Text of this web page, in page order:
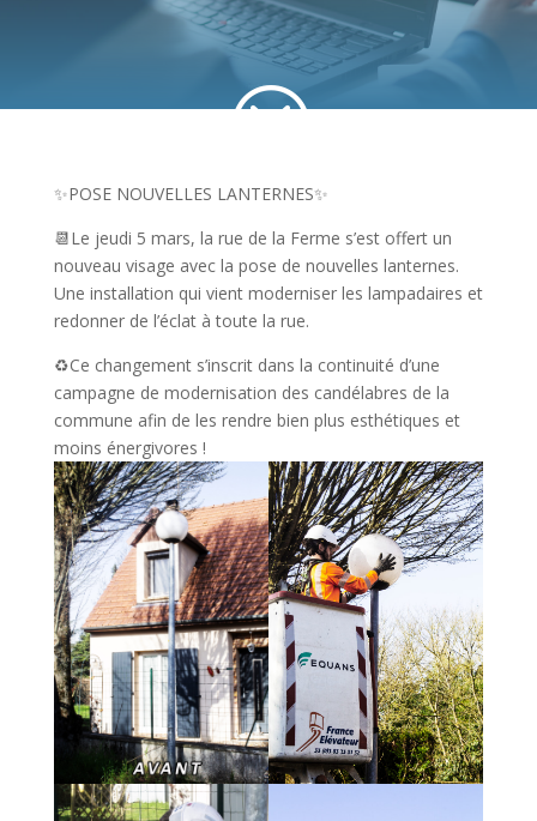
?
✨POSE NOUVELLES LANTERNES✨
📆Le jeudi 5 mars, la rue de la Ferme s’est offert un
nouveau visage avec la pose de nouvelles lanternes.
Une installation qui vient moderniser les lampadaires et
redonner de l’éclat à toute la rue.
♻️Ce changement s’inscrit dans la continuité d’une
campagne de modernisation des candélabres de la
commune afin de les rendre bien plus esthétiques et
moins énergivores !